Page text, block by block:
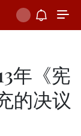
年《宪
的决议